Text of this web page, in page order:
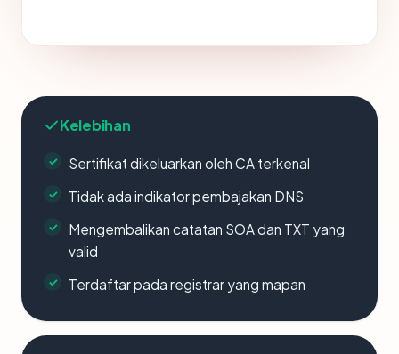
Kelebihan
Sertifikat dikeluarkan oleh CA terkenal
Tidak ada indikator pembajakan DNS
Mengembalikan catatan SOA dan TXT yang
valid
Terdaftar pada registrar yang mapan